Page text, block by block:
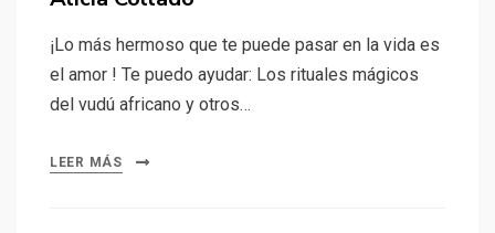
¡Lo más hermoso que te puede pasar en la vida es
el amor ! Te puedo ayudar: Los rituales mágicos
del vudú africano y otros…
LEER MÁS